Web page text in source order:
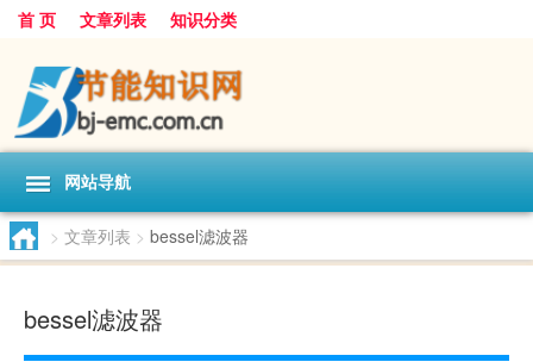
首 页 文章列表 知识分类
网站导航
> 文章列表 > bessel滤波器
bessel滤波器